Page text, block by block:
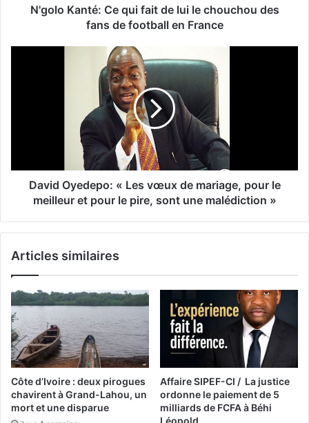
N'golo Kanté: Ce qui fait de lui le chouchou des
fans de football en France
David Oyedepo: « Les vœux de mariage, pour le
meilleur et pour le pire, sont une malédiction »
Articles similaires
Côte d’Ivoire : deux pirogues
chavirent à Grand-Lahou, un
mort et une disparue
Affaire SIPEF-CI / La justice
ordonne le paiement de 5
milliards de FCFA à Béhi
Léopold